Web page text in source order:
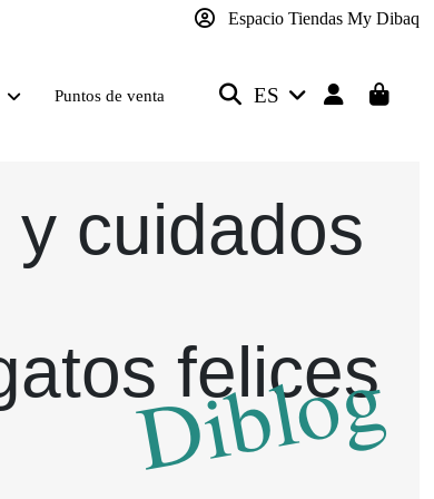
Espacio Tiendas My Dibaq
Puntos de venta ES
cuidados
felices
Diblog